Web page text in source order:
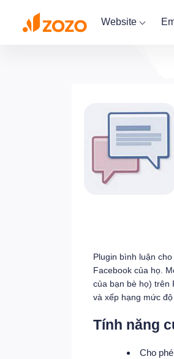
Website
Plugin bình luận
Facebook của họ.
của bạn bè họ) trên
và xếp hạng mức
Tính năng
​Cho